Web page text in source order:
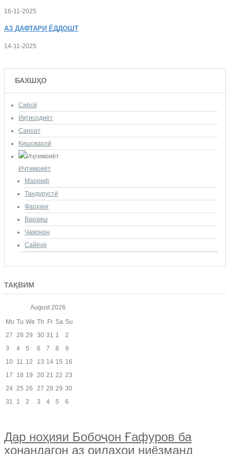
16-11-2025
АЗ ДАФТАРИ ЁДДОШТ
14-11-2025
БАХШҲО
Сиёсӣ
Иқтисодиёт
Саноат
Кишоварзӣ
Иҷтимоиёт
Маориф
Тандурустӣ
Фарҳанг
Варзиш
Ҷавонон
Сайёҳӣ
ТАҚВИМ
August 2026
Mo Tu We Th Fr Sa Su
27 28 29 30 31 1
2
3
4 5 6 7 8
9
10 11 12 13 14 15 16
17
18 19 20 21 22 23
24 25 26 27 28 29 30
31
1 2 3 4 5 6
Дар ноҳияи Бобоҷон Ғафуров ба
хонандагон аз оилаҳои ниёзманд